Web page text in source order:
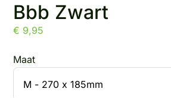
Bbb Zwart
€ 9,95
Maat